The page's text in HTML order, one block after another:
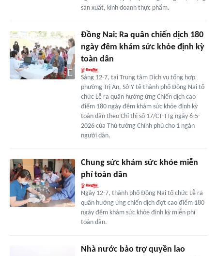
sản xuất, kinh doanh thực phẩm.
Đồng Nai: Ra quân chiến dịch 180
ngày đêm khám sức khỏe định kỳ
toàn dân
Sáng 12-7, tại Trung tâm Dịch vụ tổng hợp
phường Trị An, Sở Y tế thành phố Đồng Nai tổ
chức Lễ ra quân hưởng ứng Chiến dịch cao
điểm 180 ngày đêm khám sức khỏe định kỳ
toàn dân theo Chỉ thị số 17/CT-TTg ngày 6-5-
2026 của Thủ tướng Chính phủ cho 1 ngàn
người dân.
Chung sức khám sức khỏe miễn
phí toàn dân
Ngày 12-7, thành phố Đồng Nai tổ chức Lễ ra
quân hưởng ứng chiến dịch đợt cao điểm 180
ngày đêm khám sức khỏe định kỳ miễn phí
toàn dân.
Nhà nước bảo trợ quyền lao